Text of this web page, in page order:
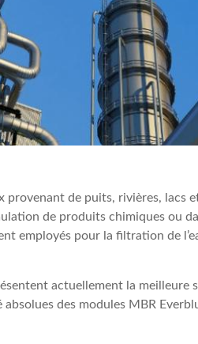
de puits, rivières, lacs
de produits chimiques ou
employés pour la filtration de
actuellement la
des modules MBR